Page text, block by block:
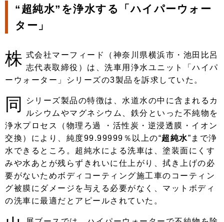
“超純水”を浄水する「ハイパーウォー
ター」
株 式会社マーフィード（神奈川県横浜市・池田比呂
志代表取締役）は、洗車用浄水ユニット「ハイパ
ーウォーター」シリーズの3製品を訴求していた。
同
シリーズ製品の特徴は、水道水の中に含まれるカ
ルシウムやマグネシウム、鉄分といった不純物を
浄水プロセス（物理ろ過 ・活性炭・逆浸透膜・イオン
交換）により、純度99.99999％以上の“超純水”まで浄
水できるところ。超純水による洗車は、塗装面にくす
みや水あとが残らずきれいに仕上がり、拭き上げの必
要がないためボディコーティング施工車のコーティン
グ被膜にダメージを与える必要がなく、マットボディ
の洗車に最適だとアピールされていた。